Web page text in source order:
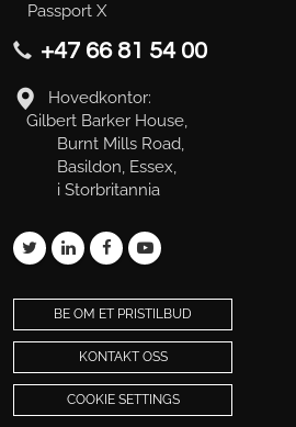
Passport X
+47 66 81 54 00
Hovedkontor:
Gilbert Barker House,
Burnt Mills Road,
Basildon, Essex,
i Storbritannia
BE OM ET PRISTILBUD
KONTAKT OSS
COOKIE SETTINGS